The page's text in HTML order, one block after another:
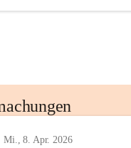
Mi., 8. Apr. 2026